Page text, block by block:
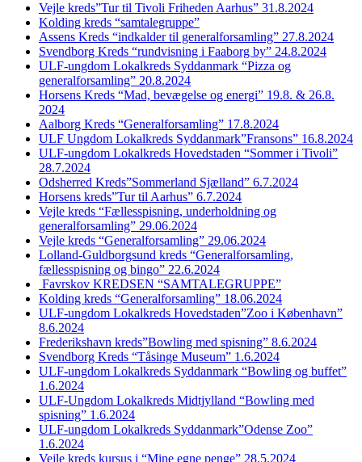
Vejle kreds”Tur til Tivoli Friheden Aarhus” 31.8.2024
Kolding kreds “samtalegruppe”
Assens Kreds “indkalder til generalforsamling” 27.8.2024
Svendborg Kreds “rundvisning i Faaborg by” 24.8.2024
ULF-ungdom Lokalkreds Syddanmark “Pizza og
generalforsamling” 20.8.2024
Horsens Kreds “Mad, bevægelse og energi” 19.8. & 26.8.
2024
Aalborg Kreds “Generalforsamling” 17.8.2024
ULF Ungdom Lokalkreds Syddanmark”Fransons” 16.8.2024
ULF-ungdom Lokalkreds Hovedstaden “Sommer i Tivoli”
28.7.2024
Odsherred Kreds”Sommerland Sjælland” 6.7.2024
Horsens kreds”Tur til Aarhus” 6.7.2024
Vejle kreds “Fællesspisning, underholdning og
generalforsamling” 29.06.2024
Vejle kreds “Generalforsamling” 29.06.2024
Lolland-Guldborgsund kreds “Generalforsamling,
fællesspisning og bingo” 22.6.2024
Favrskov KREDSEN “SAMTALEGRUPPE”
Kolding kreds “Generalforsamling” 18.06.2024
ULF-ungdom Lokalkreds Hovedstaden”Zoo i København”
8.6.2024
Frederikshavn kreds”Bowling med spisning” 8.6.2024
Svendborg Kreds “Tåsinge Museum” 1.6.2024
ULF-ungdom Lokalkreds Syddanmark “Bowling og buffet”
1.6.2024
ULF-Ungdom Lokalkreds Midtjylland “Bowling med
spisning” 1.6.2024
ULF-ungdom Lokalkreds Syddanmark”Odense Zoo”
1.6.2024
Vejle kreds kursus i “Mine egne penge” 28.5.2024